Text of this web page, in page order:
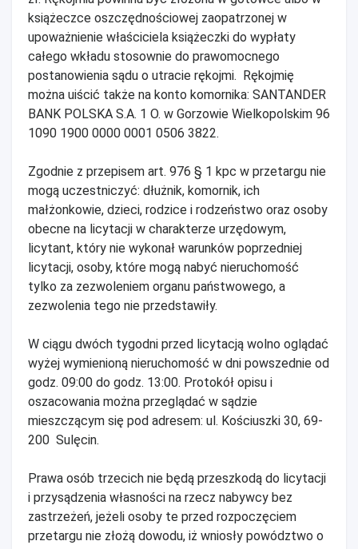
książeczce oszczędnościowej zaopatrzonej w
upoważnienie właściciela książeczki do wypłaty
całego wkładu stosownie do prawomocnego
postanowienia sądu o utracie rękojmi. Rękojmię
można uiścić także na konto komornika: SANTANDER
BANK POLSKA S.A. 1 O. w Gorzowie Wielkopolskim 96
1090 1900 0000 0001 0506 3822.
Zgodnie z przepisem art. 976 § 1 kpc w przetargu nie
mogą uczestniczyć: dłużnik, komornik, ich
małżonkowie, dzieci, rodzice i rodzeństwo oraz osoby
obecne na licytacji w charakterze urzędowym,
licytant, który nie wykonał warunków poprzedniej
licytacji, osoby, które mogą nabyć nieruchomość
tylko za zezwoleniem organu państwowego, a
zezwolenia tego nie przedstawiły.
W ciągu dwóch tygodni przed licytacją wolno oglądać
wyżej wymienioną nieruchomość w dni powszednie od
godz. 09:00 do godz. 13:00. Protokół opisu i
oszacowania można przeglądać w sądzie
mieszczącym się pod adresem: ul. Kościuszki 30, 69-
200 Sulęcin.
Prawa osób trzecich nie będą przeszkodą do licytacji
i przysądzenia własności na rzecz nabywcy bez
zastrzeżeń, jeżeli osoby te przed rozpoczęciem
przetargu nie złożą dowodu, iż wniosły powództwo o